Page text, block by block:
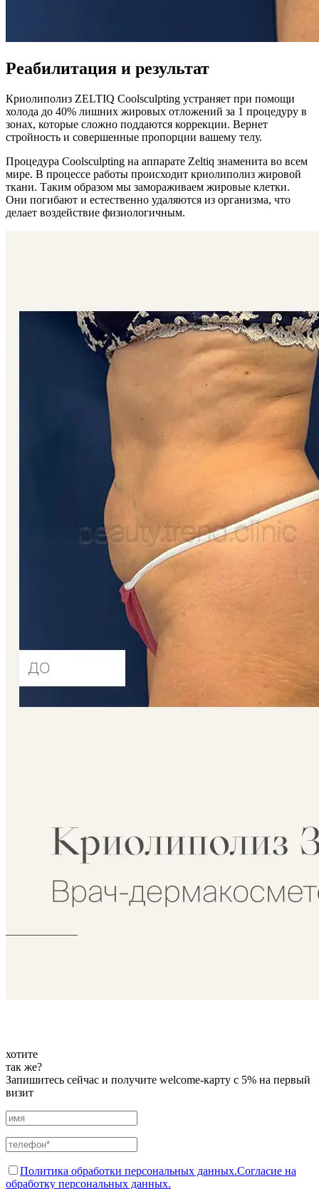
Реабилитация и результат
Криолиполиз ZELTIQ Coolsculpting устраняет при помощи
холода до 40% лишних жировых отложений за 1 процедуру в
зонах, которые сложно поддаются коррекции. Вернет
стройность и совершенные пропорции вашему телу.
Процедура Coolsculpting на аппарате Zeltiq знаменита во всем
мире. В процессе работы происходит криолиполиз жировой
ткани. Таким образом мы замораживаем жировые клетки.
Они погибают и естественно удаляются из организма, что
делает воздействие физиологичным.
хотите
так же?
Запишитесь сейчас и получите welcome-карту с 5% на первый
визит
Политика обработки персональных данных.Согласие на
обработку персональных данных.